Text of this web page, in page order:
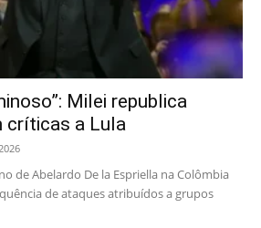
Milei republica
críticas a Lula
de Abelardo De la Espriella na Colômbia
de ataques atribuídos a grupos